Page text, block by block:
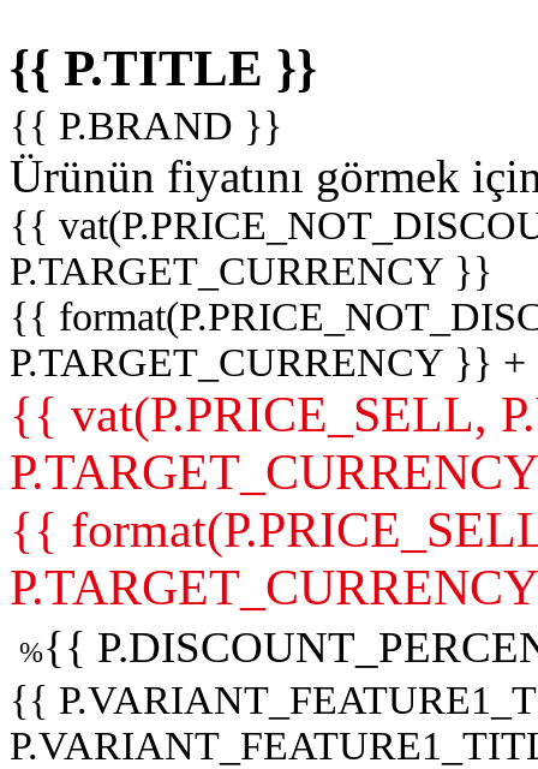
{{ P.TITLE }}
{{ P.BRAND }}
Ürünün fiyatını görmek
{{
P.TARGET_CURRENCY }}
{{
P.TARGET_CURRENCY }}
{{ vat(P.PRICE_SELL,
{{
%{{
{{